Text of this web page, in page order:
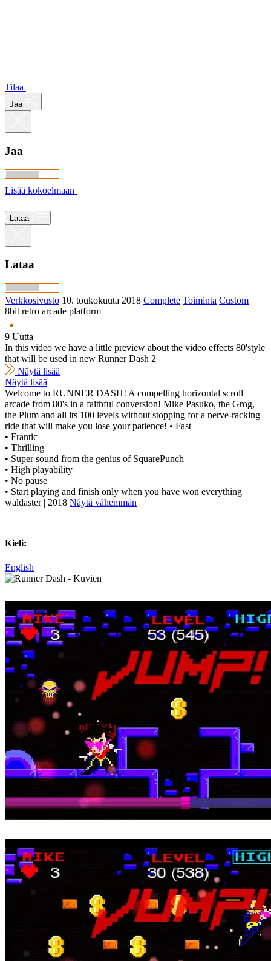
Tilaa
Jaa
Jaa
Lisää kokoelmaan
Lataa
Lataa
Verkkosivusto 10. toukokuuta 2018 Complete Toiminta Custom
8bit retro arcade platform
9 Uutta
In this video we have a little preview about the video effects 80'style
that will be used in new Runner Dash 2
Näytä lisää
Näytä lisää
Welcome to RUNNER DASH! A compelling horizontal scroll
arcade from 80's in a faithful conversion! Mike Pasuko, the Grog,
the Plum and all its 100 levels without stopping for a nerve-racking
ride that will make you lose your patience! • Fast
• Frantic
• Thrilling
• Super sound from the genius of SquarePunch
• High playability
• No pause
• Start playing and finish only when you have won everything
waldaster | 2018 Näytä vähemmän
Kieli:
English